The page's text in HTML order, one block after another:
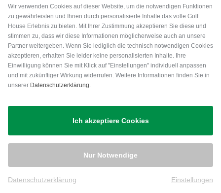
Callaway
REVA Rise Driver
549,00 €
in: 12.5 Grad
Ping
ChipR Le Chipper
209,00 €
in: Sonstige
-11% -11%
Wir verwenden Cookies auf dieser Website, um die notwendigen Funktionen
zu gewährleisten und Ihnen durch personalisierte Inhalte das volle Golf
House Erlebnis zu bieten. Mit Ihrer Zustimmung akzeptieren Sie diese und
stimmen zu, dass wir diese Informationen möglicherweise auch an unsere
Partner weitergeben. Wenn Sie lediglich die technisch notwendigen Cookies
akzeptieren, erhalten Sie leider keine personalisierten Inhalte. Ihre
Einwilligung können Sie mit Klick auf "Einstellungen" individuell anpassen
und mit zukünftiger Wirkung widerrufen. Weitere Informationen finden Sie in
unserer Datenschutzerklärung.
Ich akzeptiere Cookies
Nur Notwendige
Datenschutzerklärung Einstellungen